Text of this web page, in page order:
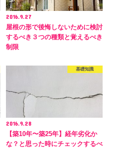
2016.9.27
屋根の形で後悔しないために検討
するべき３つの種類と覚えるべき
制限
基礎知識
2016.9.28
【築10年〜築25年】経年劣化か
な？と思った時にチェックするべ